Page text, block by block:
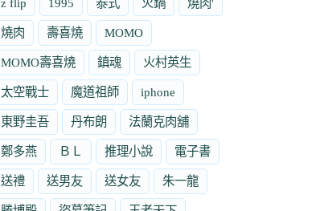
z flip 1995 泰式 火鍋 燒肉'
燒肉 壽喜燒 MOMO
MOMO壽喜燒 鎮魂 火村英生
太空戰士 魔道祖師 iphone
東野圭吾 丹布朗 法蘭克肉舖
鄭多燕 ＢＬ 推理小說 電子書
送禮 送男友 送女友 朱一龍